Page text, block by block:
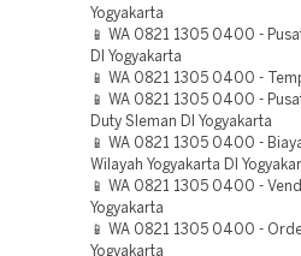
Yogyakarta
📱 WA 0821 1305 0400 -
DI Yogyakarta
📱 WA 0821 1305 0400 -
📱 WA 0821 1305 0400 -
Duty Sleman DI Yogyakarta
📱 WA 0821 1305 0400 -
Wilayah Yogyakarta DI
📱 WA 0821 1305 0400 -
Yogyakarta
📱 WA 0821 1305 0400 -
Yogyakarta